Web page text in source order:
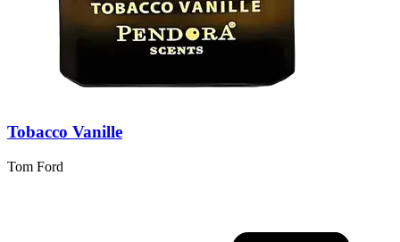
Tobacco Vanille
Tom Ford